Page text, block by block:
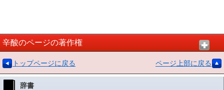
辛酸のページの著作権
トップページに戻る ページ上部に戻る
辞書